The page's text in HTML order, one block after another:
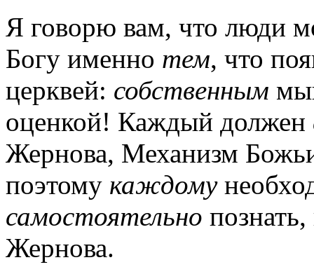
Я говорю вам, что люди
Богу именно тем, что
церквей: собственным
оценкой! Каждый должен
Жернова, Механизм
поэтому каждому
самостоятельно
Жернова.